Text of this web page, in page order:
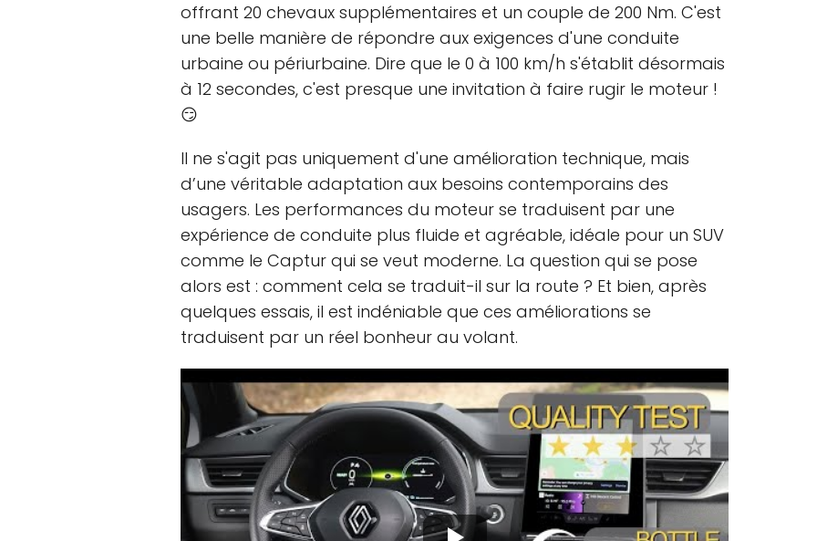
offrant 20 chevaux supplémentaires et un couple de 200 Nm. C'est
une belle manière de répondre aux exigences d'une conduite
urbaine ou périurbaine. Dire que le 0 à 100 km/h s'établit désormais
à 12 secondes, c'est presque une invitation à faire rugir le moteur !
😏
Il ne s'agit pas uniquement d'une amélioration technique, mais
d’une véritable adaptation aux besoins contemporains des
usagers. Les performances du moteur se traduisent par une
expérience de conduite plus fluide et agréable, idéale pour un SUV
comme le Captur qui se veut moderne. La question qui se pose
alors est : comment cela se traduit-il sur la route ? Et bien, après
quelques essais, il est indéniable que ces améliorations se
traduisent par un réel bonheur au volant.